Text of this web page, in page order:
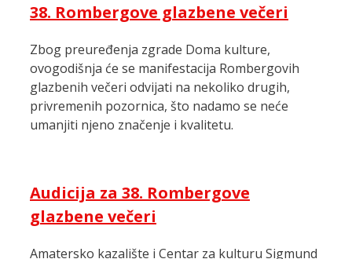
38. Rombergove glazbene večeri
Zbog preuređenja zgrade Doma kulture,
ovogodišnja će se manifestacija Rombergovih
glazbenih večeri odvijati na nekoliko drugih,
privremenih pozornica, što nadamo se neće
umanjiti njeno značenje i kvalitetu.
Audicija za 38. Rombergove
glazbene večeri
Amatersko kazalište i Centar za kulturu Sigmund